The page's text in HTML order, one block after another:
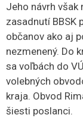
Jeho návrh však
zasadnutí BBSK
občanov ako aj
nezmenený. Do
sa voľbách do
volebných
kraja. Obvod
šiesti poslanci.